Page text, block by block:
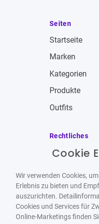
Seiten
Startseite
Marken
Kategorien
Produkte
Outfits
Rechtliches
Impressum
Cookie
Wir verwenden Cookies,
Erlebnis zu bieten und
auszurichten.
Cookies und Services für
Online-Marketings finden